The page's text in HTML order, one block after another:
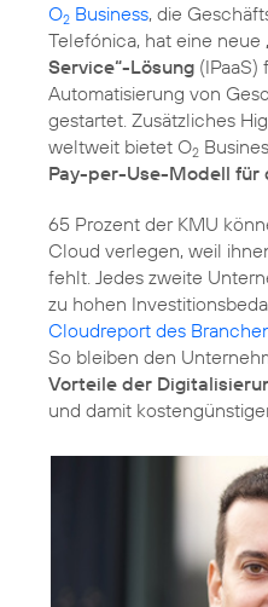
O2 Business, die
Telefónica, hat eine neue
Service“-Lösung (IPaaS)
Automatisierung von
gestartet. Zusätzliches
weltweit bietet O2
Pay-per-Use-Modell für
65 Prozent der KMU
Cloud verlegen, weil
fehlt. Jedes zweite
zu hohen
Cloudreport des
So bleiben den
Vorteile der
und damit